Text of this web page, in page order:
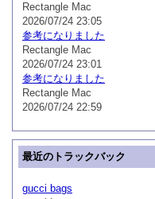
Rectangle Mac
2026/07/24 23:05
参考になりました
Rectangle Mac
2026/07/24 23:01
参考になりました
Rectangle Mac
2026/07/24 22:59
最近のトラックバック
gucci bags